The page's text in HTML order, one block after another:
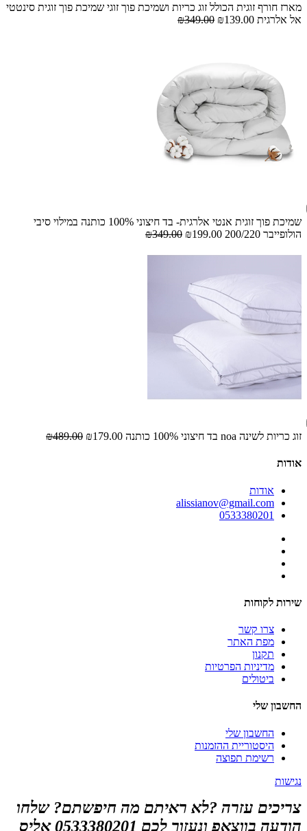
מארז חורף זוגית הכולל זוג כריות ושמיכת פוך זוגי שמיכת פוך זוגית סינטטי
אל אלרגית ₪139.00
₪349.00
שמיכת פוך זוגית אנטי אלרגית- בד חיצוני 100% כותנה במילוי סיבי
הולופייבר 200/220
₪199.00
₪349.00
זוג כריות לשינה noa בד חיצוני 100% כותנה ₪179.00
₪489.00
אודות
אודות
alissianov@gmail.com
0533380201
שירות לקוחות
צרו קשר
מפת האתר
תקנון
מדיניות הפרטיות
ביטולים
החשבון שלי
החשבון שלי
היסטוריית ההזמנות
רשימת תפוצה
נגישות
צריכים עזרה ?לא ראיתם מה חיפשתם? שלחו
הודעה בווצאפ ונעזור לכם 0533380201 אליס